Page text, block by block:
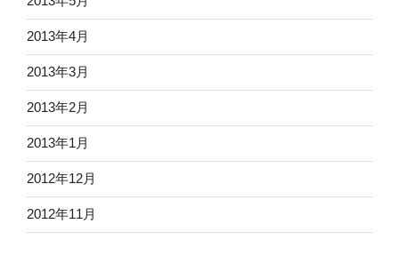
2013年4月
2013年3月
2013年2月
2013年1月
2012年12月
2012年11月